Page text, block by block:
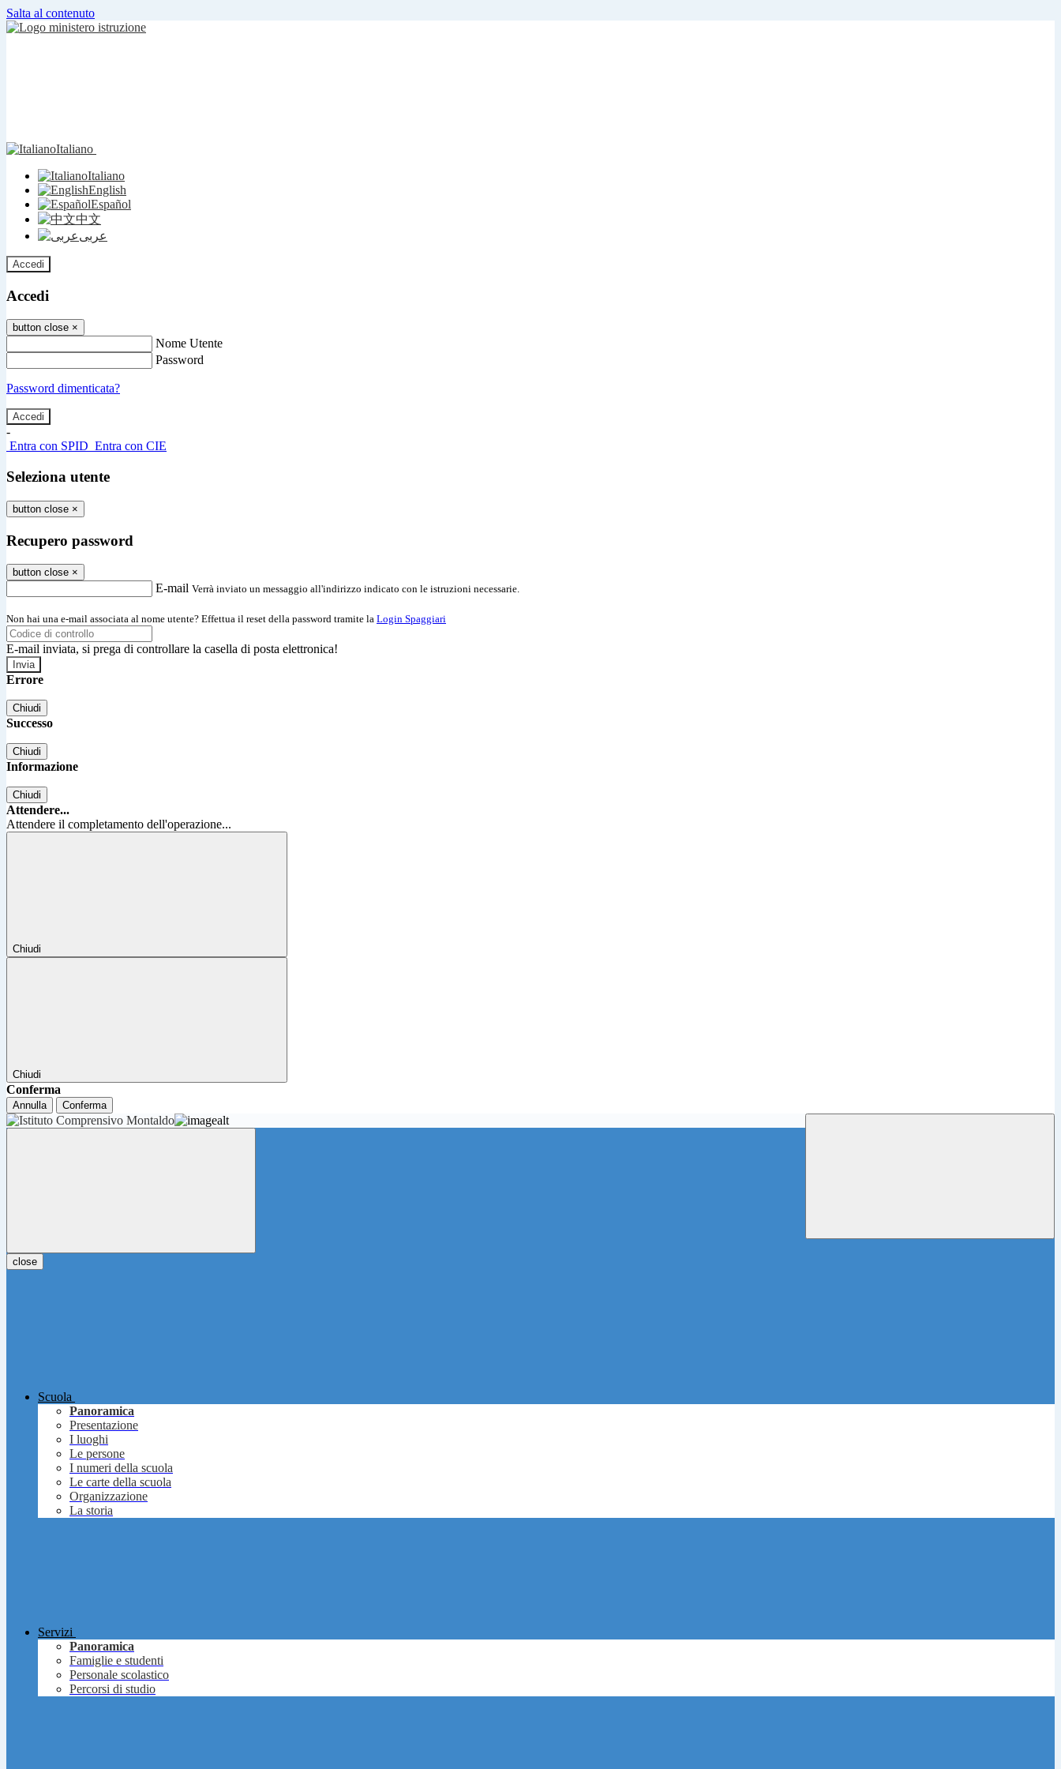
Salta al contenuto
Italiano
Italiano
English
Español
中文
عربى
Accedi
Accedi
button close ×
Nome Utente
Password
Password dimenticata?
-
Entra con SPID Entra con CIE
Seleziona utente
button close ×
Recupero password
button close ×
E-mail Verrà inviato un messaggio all'indirizzo indicato con le istruzioni necessarie.
Non hai una e-mail associata al nome utente? Effettua il reset della password tramite la Login Spaggiari
E-mail inviata, si prega di controllare la casella di posta elettronica!
Errore
Chiudi
Successo
Chiudi
Informazione
Chiudi
Attendere...
Attendere il completamento dell'operazione...
Chiudi
Chiudi
Conferma
Annulla Conferma
close
Scuola
Panoramica
Presentazione
I luoghi
Le persone
I numeri della scuola
Le carte della scuola
Organizzazione
La storia
Servizi
Panoramica
Famiglie e studenti
Personale scolastico
Percorsi di studio